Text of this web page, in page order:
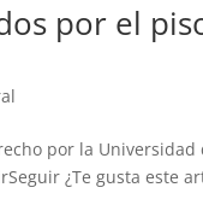
por el
por la Universidad
¿Te gusta este